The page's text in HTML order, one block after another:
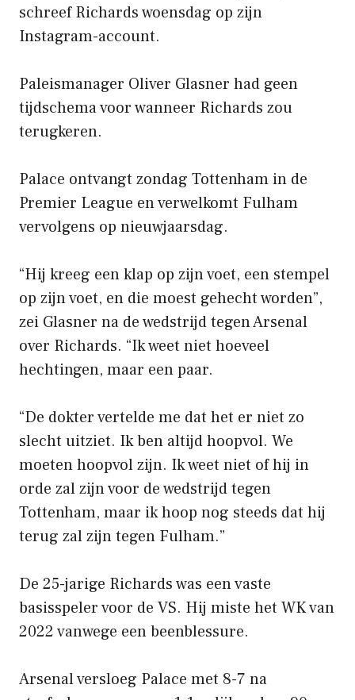
schreef Richards woensdag op zijn
Instagram-account.
Paleismanager Oliver Glasner had geen
tijdschema voor wanneer Richards zou
terugkeren.
Palace ontvangt zondag Tottenham in de
Premier League en verwelkomt Fulham
vervolgens op nieuwjaarsdag.
“Hij kreeg een klap op zijn voet, een stempel
op zijn voet, en die moest gehecht worden”,
zei Glasner na de wedstrijd tegen Arsenal
over Richards. “Ik weet niet hoeveel
hechtingen, maar een paar.
“De dokter vertelde me dat het er niet zo
slecht uitziet. Ik ben altijd hoopvol. We
moeten hoopvol zijn. Ik weet niet of hij in
orde zal zijn voor de wedstrijd tegen
Tottenham, maar ik hoop nog steeds dat hij
terug zal zijn tegen Fulham.”
De 25-jarige Richards was een vaste
basisspeler voor de VS. Hij miste het WK van
2022 vanwege een beenblessure.
Arsenal versloeg Palace met 8-7 na